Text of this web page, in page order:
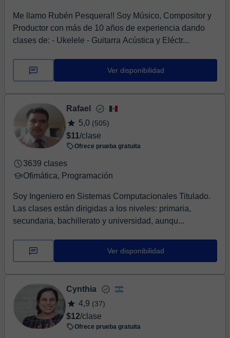
Me llamo Rubén Pesquera!! Soy Músico, Compositor y
Productor con más de 10 años de experiencia dando
clases de: - Ukelele - Guitarra Acústica y Eléctr...
Ver disponibilidad
Rafael
5,0 (505)
$11/clase
Ofrece prueba gratuita
3639 clases
Ofimática, Programación
Soy Ingeniero en Sistemas Computacionales Titulado.
Las clases están dirigidas a los niveles: primaria,
secundaria, bachillerato y universidad, aunqu...
Ver disponibilidad
Cynthia
4,9 (37)
$12/clase
Ofrece prueba gratuita